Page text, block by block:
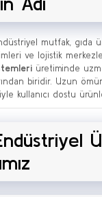
mutfak, gıda
ve lojistik
üretiminde
biridir. Uzun
kullanıcı dostu